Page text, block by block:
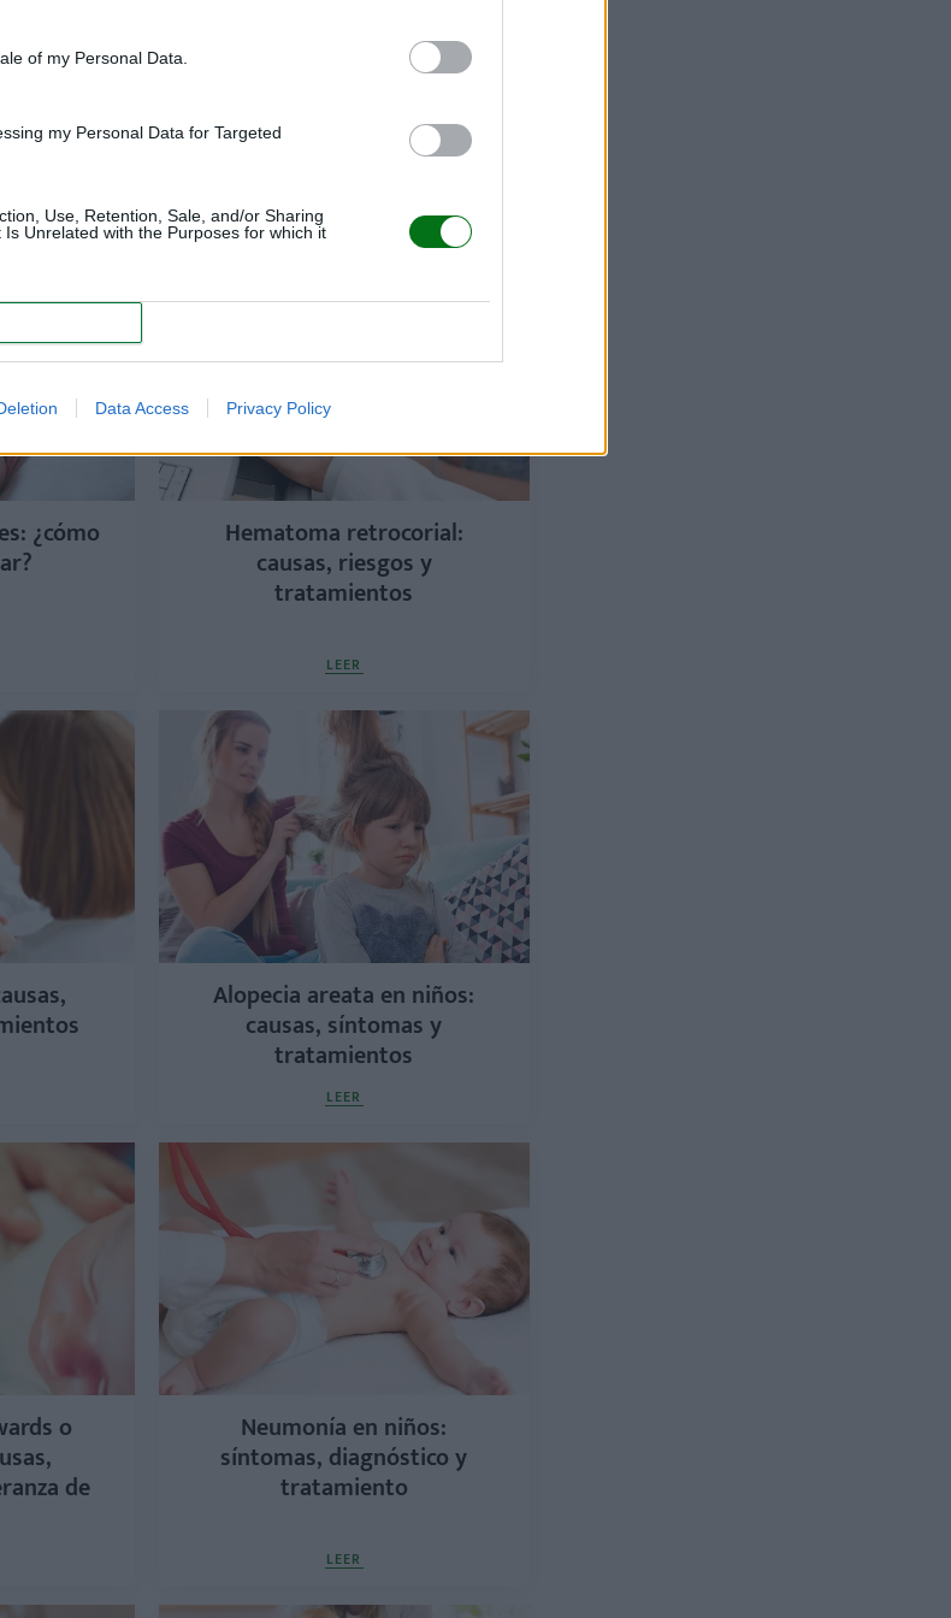
of my Personal Data.
my Personal Data for Targeted
Use, Retention, Sale, and/or Sharing
Unrelated with the Purposes for which it
Data Access Privacy Policy
¿cómo Hematoma retrocorial:
causas, riesgos y
tratamientos
LEER
Alopecia areata en niños:
causas, síntomas y
tratamientos
LEER
o
de
Neumonía en niños:
síntomas, diagnóstico y
tratamiento
LEER